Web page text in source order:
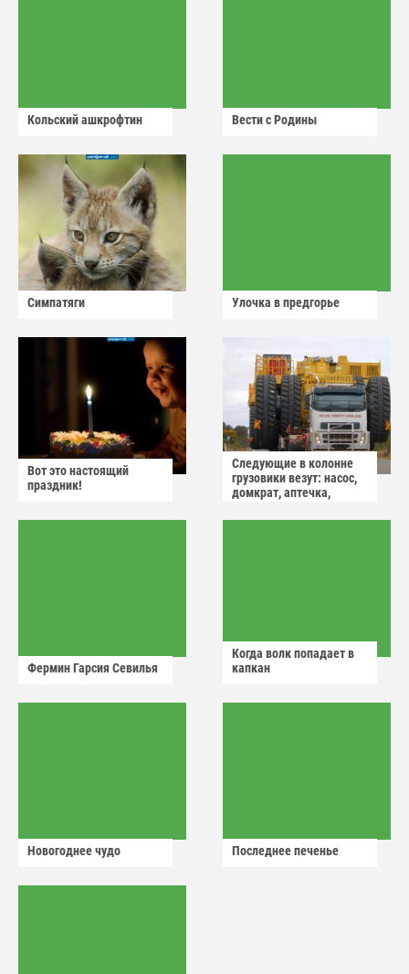
Кольский ашкрофтин Вести с Родины
Симпатяги Улочка в предгорье
Вот это настоящий
праздник!
Следующие в колонне
грузовики везут: насос,
домкрат, аптечка,
Фермин Гарсия Севилья
Когда волк попадает в
капкан
Новогоднее чудо Последнее печенье